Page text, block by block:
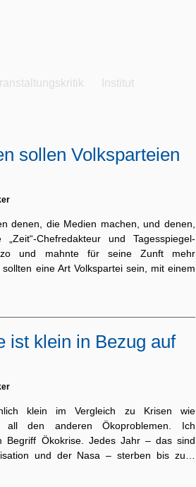
Institut
sollen Volksparteien
denen, die Medien machen, und denen,
Chefredakteur und Tagesspiegel-
und mahnte für seine Zunft mehr
eine Art Volkspartei sein, mit einem
ist klein in Bezug auf
klein im Vergleich zu Krisen wie
all den anderen Ökoproblemen. Ich
Begriff Ökokrise. Jedes Jahr – das sind
und der Nasa – sterben bis zu…